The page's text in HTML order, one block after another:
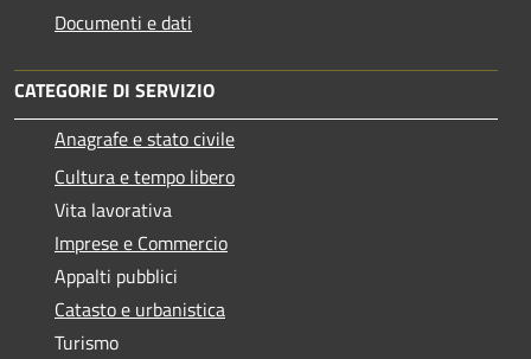
Documenti e dati
CATEGORIE DI SERVIZIO
Anagrafe e stato civile
Cultura e tempo libero
Vita lavorativa
Imprese e Commercio
Appalti pubblici
Catasto e urbanistica
Turismo